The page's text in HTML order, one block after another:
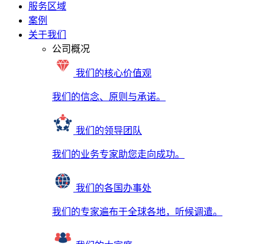
服务区域
案例
关于我们
公司概况
我们的核心价值观
我们的信念、原则与承诺。
我们的领导团队
我们的业务专家助您走向成功。
我们的各国办事处
我们的专家遍布于全球各地，听候调遣。